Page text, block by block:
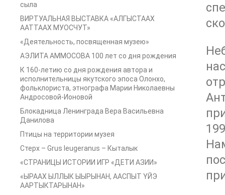
сыла
ВИРТУАЛЬНАЯ ВЫСТАВКА «АЛГЫСТААХ
ААТТААХ МУОСЧУТ»
«Деятельность, посвященная музею»
АЭЛИТА АММОСОВА 100 лет со дня рождения
К 160-летию со дня рождения автора и
исполнительницы якутского эпоса Олонхо,
фольклориста, этнографа Марии Николаевны
Андросовой-Ионовой
Блокадница Ленинграда Вера Васильевна
Данилова
Птицы на территории музея
Стерх – Grus leugeranus – Кыталык
«СТРАНИЦЫ ИСТОРИИ ИГР «ДЕТИ АЗИИ»
«ЫРААХ ЫЛЛЫК ЫЫРЫНАН, ААСПЫТ ҮЙЭ
ААРТЫКТАРЫНАН»